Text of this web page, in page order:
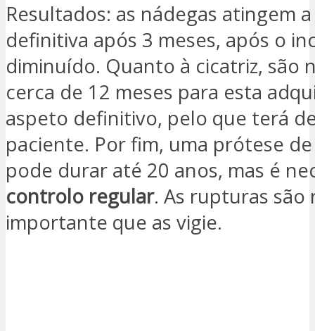
Resultados: as nádegas atingem
definitiva após 3 meses, após o
diminuído. Quanto à cicatriz, são
cerca de 12 meses para esta
aspeto definitivo, pelo que terá
paciente. Por fim, uma prótese
pode durar até 20 anos, mas é
controlo regular. As rupturas são
importante que as vigie.